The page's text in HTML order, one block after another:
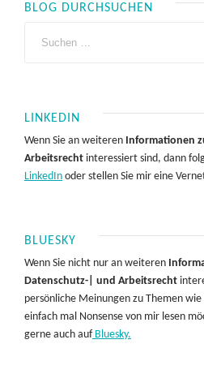
BLOG DURCHSUCHEN
LINKEDIN
Wenn Sie an weiteren Informationen
Arbeitsrecht interessiert sind, dann
LinkedIn oder stellen Sie mir eine
BLUESKY
Wenn Sie nicht nur an weiteren
Datenschutz-| und Arbeitsrecht
persönliche Meinungen zu Themen
einfach mal Nonsense von mir lesen
gerne auch aufBluesky.